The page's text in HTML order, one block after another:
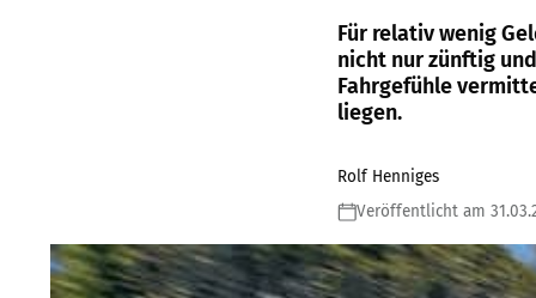
Für relativ wenig
nicht nur zünftig
Fahrgefühle
liegen.
Rolf Henniges
Veröffentlicht am